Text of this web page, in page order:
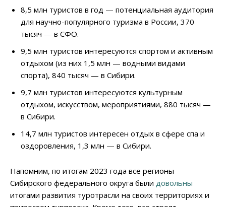
8,5 млн туристов в год — потенциальная аудитория
для научно-популярного туризма в России, 370
тысяч — в СФО.
9,5 млн туристов интересуются спортом и активным
отдыхом (из них 1,5 млн — водными видами
спорта), 840 тысяч — в Сибири.
9,7 млн туристов интересуются культурным
отдыхом, искусством, мероприятиями, 880 тысяч —
в Сибири.
14,7 млн туристов интересен отдых в сфере спа и
оздоровления, 1,3 млн — в Сибири.
Напомним, по итогам 2023 года все регионы
Сибирского федерального округа были довольны
итогами развития туротрасли на своих территориях и